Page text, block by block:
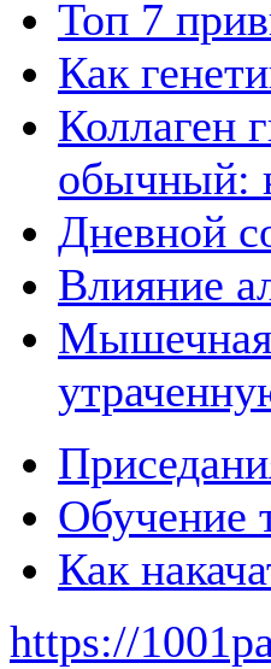
Топ 7
Как
Коллаген
обычный:
Дневной
Влияние
Мышечная
Обучение
Как
https://